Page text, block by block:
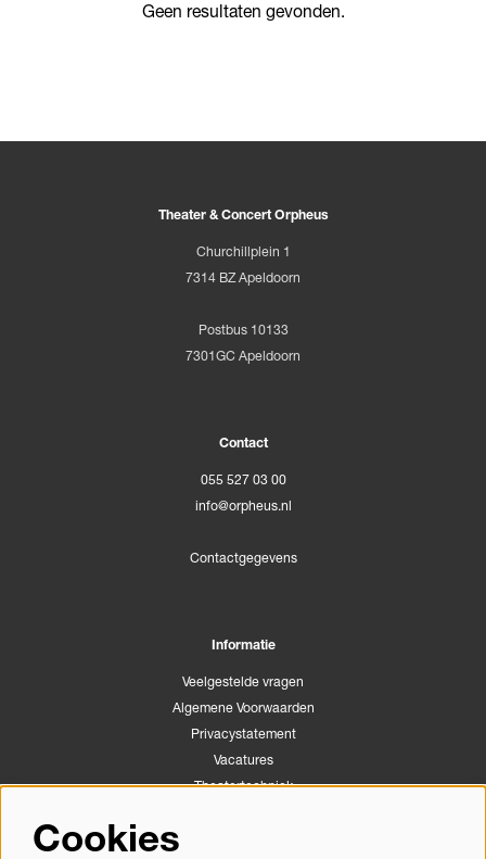
Geen resultaten gevonden.
Theater & Concert Orpheus
Churchillplein 1
7314 BZ Apeldoorn
Postbus 10133
7301GC Apeldoorn
Contact
055 527 03 00
info@orpheus.nl
Contactgegevens
Informatie
Veelgestelde vragen
Algemene Voorwaarden
Privacystatement
Vacatures
Theatertechniek
Congrescentrum Orpheus
Cookies